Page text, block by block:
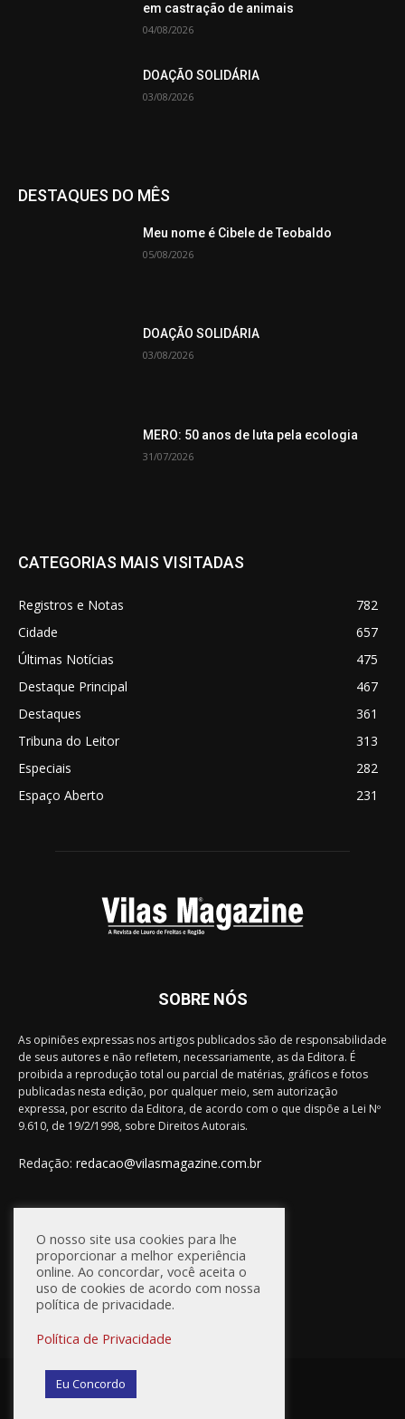
em castração de animais
04/08/2026
DOAÇÃO SOLIDÁRIA
03/08/2026
DESTAQUES DO MÊS
Meu nome é Cibele de Teobaldo
05/08/2026
DOAÇÃO SOLIDÁRIA
03/08/2026
MERO: 50 anos de luta pela ecologia
31/07/2026
CATEGORIAS MAIS VISITADAS
Registros e Notas
782
Cidade
657
Últimas Notícias
475
Destaque Principal
467
Destaques
361
Tribuna do Leitor
313
Especiais
282
Espaço Aberto
231
SOBRE NÓS
As opiniões expressas nos artigos publicados são de responsabilidade
de seus autores e não refletem, necessariamente, as da Editora. É
proibida a reprodução total ou parcial de matérias, gráficos e fotos
publicadas nesta edição, por qualquer meio, sem autorização
expressa, por escrito da Editora, de acordo com o que dispõe a Lei Nº
9.610, de 19/2/1998, sobre Direitos Autorais.
Redação: redacao@vilasmagazine.com.br
FIQUE CONECTADO
© Vilas Magazine / Site Desenvolvido por:
O nosso site usa cookies para lhe
proporcionar a melhor experiência
online. Ao concordar, você aceita o
uso de cookies de acordo com nossa
política de privacidade.
Política de Privacidade
Eu Concordo